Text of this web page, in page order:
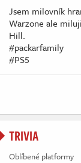
Jsem milovník
Warzone ale
Hill.
#packarfamily
#PS5
TRIVIA
Oblíbené platformy